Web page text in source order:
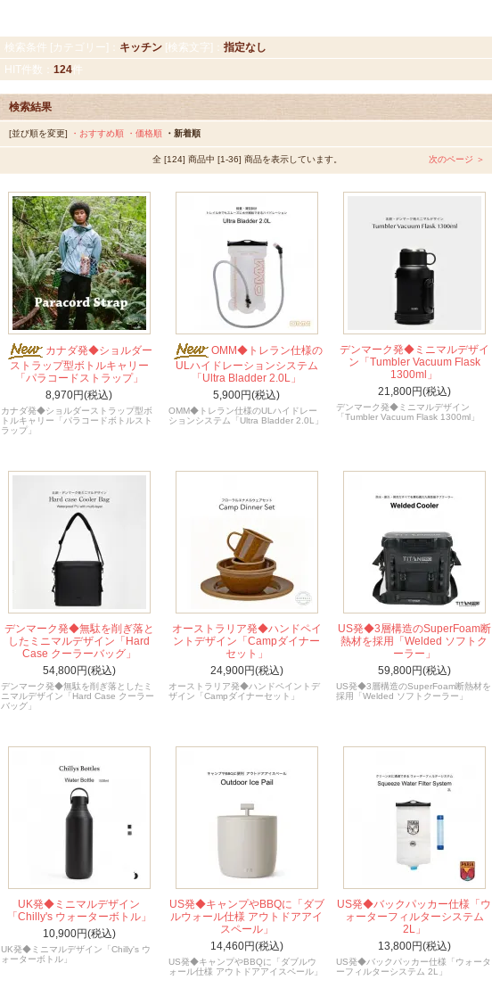
検索条件 [カテゴリー]： キッチン[検索文字]： 指定なし
HIT件数： 124件
検索結果
[並び順を変更] ・おすすめ順 ・価格順 ・新着順
全 [124] 商品中 [1-36] 商品を表示しています。 次のページ ＞
カナダ発◆ショルダー
ストラップ型ボトルキャリー
「パラコードストラップ」
8,970円(税込)
カナダ発◆ショルダーストラップ型ボ
トルキャリー「パラコードボトルスト
ラップ」
OMM◆トレラン仕様の
ULハイドレーションシステム
「Ultra Bladder 2.0L」
5,900円(税込)
OMM◆トレラン仕様のULハイドレー
ションシステム「Ultra Bladder 2.0L」
デンマーク発◆ミニマルデザイ
ン「Tumbler Vacuum Flask
1300ml」
21,800円(税込)
デンマーク発◆ミニマルデザイン
「Tumbler Vacuum Flask 1300ml」
デンマーク発◆無駄を削ぎ落と
したミニマルデザイン「Hard
Case クーラーバッグ」
54,800円(税込)
デンマーク発◆無駄を削ぎ落としたミ
ニマルデザイン「Hard Case クーラー
バッグ」
オーストラリア発◆ハンドペイ
ントデザイン「Campダイナー
セット」
24,900円(税込)
オーストラリア発◆ハンドペイントデ
ザイン「Campダイナーセット」
US発◆3層構造のSuperFoam断
熱材を採用「Welded ソフトク
ーラー」
59,800円(税込)
US発◆3層構造のSuperFoam断熱材を
採用「Welded ソフトクーラー」
UK発◆ミニマルデザイン
「Chilly's ウォーターボトル」
10,900円(税込)
UK発◆ミニマルデザイン「Chilly's ウ
ォーターボトル」
US発◆キャンプやBBQに「ダブ
ルウォール仕様 アウトドアアイ
スペール」
14,460円(税込)
US発◆キャンプやBBQに「ダブルウ
ォール仕様 アウトドアアイスペール」
US発◆バックパッカー仕様「ウ
ォーターフィルターシステム
2L」
13,800円(税込)
US発◆バックパッカー仕様「ウォータ
ーフィルターシステム 2L」